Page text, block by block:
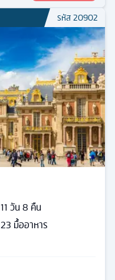
รหัส20902
11 วัน8 คืน
23 มื้ออาหาร